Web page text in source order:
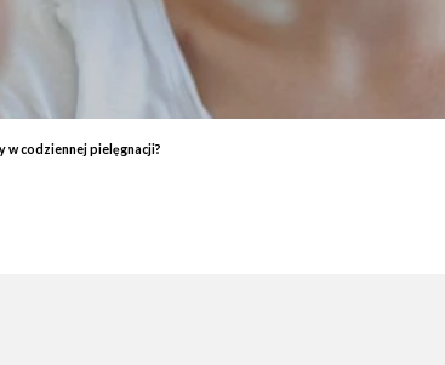
Elektrostymulacja mięśni - efekty, które przekonają Cię do
Endermologia – przeciwwskazania, o których warto wiedzieć
Laser aleksandrytowy czy diodowy? Porównanie
w codziennej pielęgnacji?